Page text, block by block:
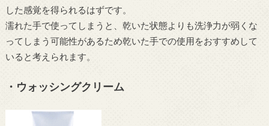
した感覚を得られるはずです。
濡れた手で使ってしまうと、乾いた状態よりも洗浄力が弱くな
ってしまう可能性があるため乾いた手での使用をおすすめして
いると考えられます。
・ウォッシングクリーム